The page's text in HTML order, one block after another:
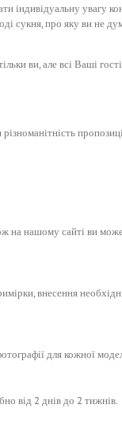
індивідуальну увагу
сукня, про яку ви не
ви, але всі Ваші
на нашому сайті ви
внесення
для кожної
від 2 днів до 2 тижнів.